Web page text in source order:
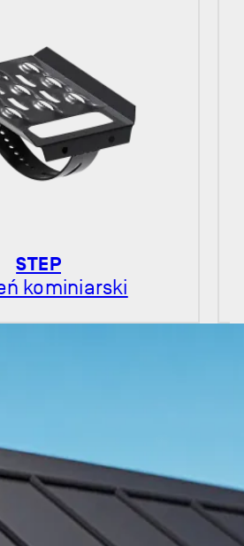
STEP
kominiarski